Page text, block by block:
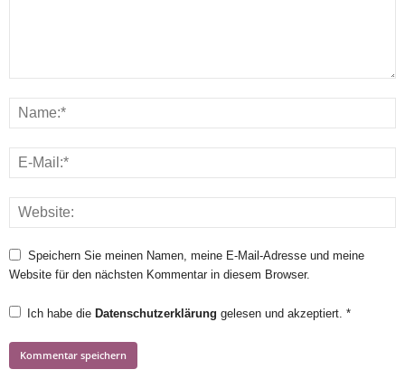
Speichern Sie meinen Namen, meine E-Mail-Adresse und meine
Website für den nächsten Kommentar in diesem Browser.
Ich habe die Datenschutzerklärung gelesen und akzeptiert. *